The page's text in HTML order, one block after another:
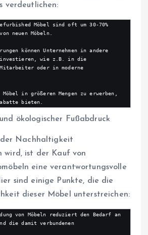
verdeutlichen:
Möbel sind oft um 30-70%
neuen Möbeln.
können Unternehmen in andere
investieren, wie z.B. in die
oder in moderne
in größeren Mengen zu erwerben,
bieten.
ökologischer Fußabdruck
Nachhaltigkeit
wird, ist der Kauf von
eine verantwortungsvolle
sind einige Punkte, die die
dieser Möbel unterstreichen:
von Möbeln reduziert den Bedarf an
die damit verbundenen